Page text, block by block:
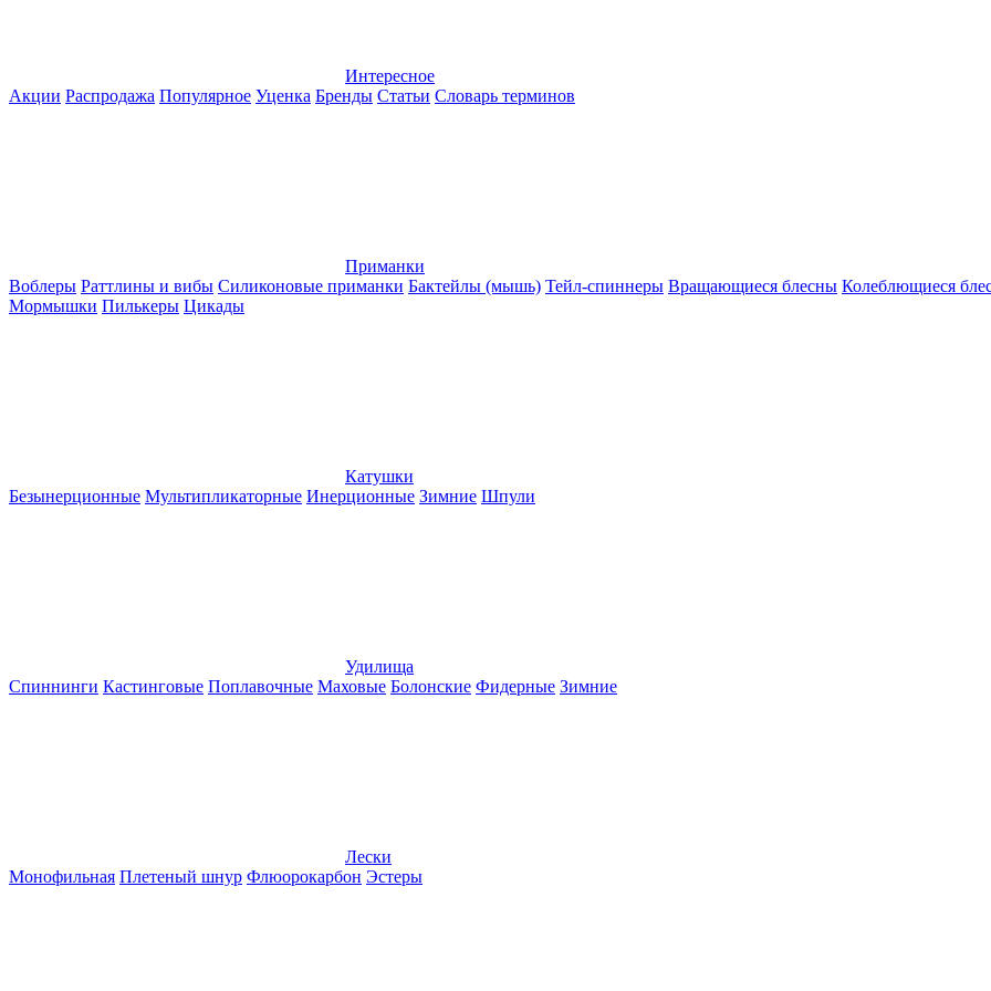
Интересное
Акции Распродажа Популярное Уценка Бренды Статьи Словарь терминов
Приманки
Воблеры Раттлины и вибы Силиконовые приманки Бактейлы (мышь) Тейл-спиннеры Вращающиеся блесны Колеблющиеся
Мормышки Пилькеры Цикады
Катушки
Безынерционные Мультипликаторные Инерционные Зимние Шпули
Удилища
Спиннинги Кастинговые Поплавочные Маховые Болонские Фидерные Зимние
Лески
Монофильная Плетеный шнур Флюорокарбон Эстеры